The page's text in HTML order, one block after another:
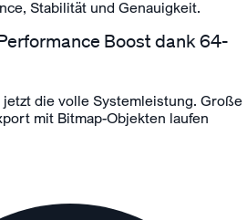
Stabilität und Genauigkeit.
Boost dank 64-
jetzt die volle Systemleistung. Große
mit Bitmap-Objekten laufen